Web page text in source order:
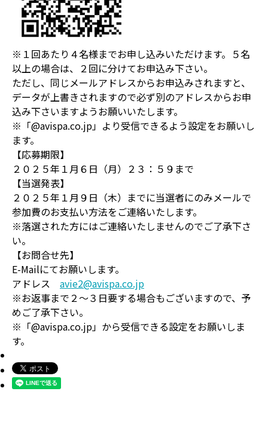
※１回あたり４名様までお申し込みいただけます。５名
以上の場合は、２回に分けてお申込み下さい。
ただし、同じメールアドレスからお申込みされますと、
データが上書きされますので必ず別のアドレスからお申
込み下さいますようお願いいたします。
※「@avispa.co.jp」より受信できるよう設定をお願いし
ます。
【応募期限】
２０２５年１月６日（月）２３：５９まで
【当選発表】
２０２５年１月９日（木）までに当選者にのみメールで
参加費のお支払い方法をご連絡いたします。
※落選された方にはご連絡いたしませんのでご了承下さ
い。
【お問合せ先】
E-Mailにてお願いします。
アドレス avie2@avispa.co.jp
※お返事まで２～３日要する場合もございますので、予
めご了承下さい。
※「@avispa.co.jp」から受信できる設定をお願いしま
す。